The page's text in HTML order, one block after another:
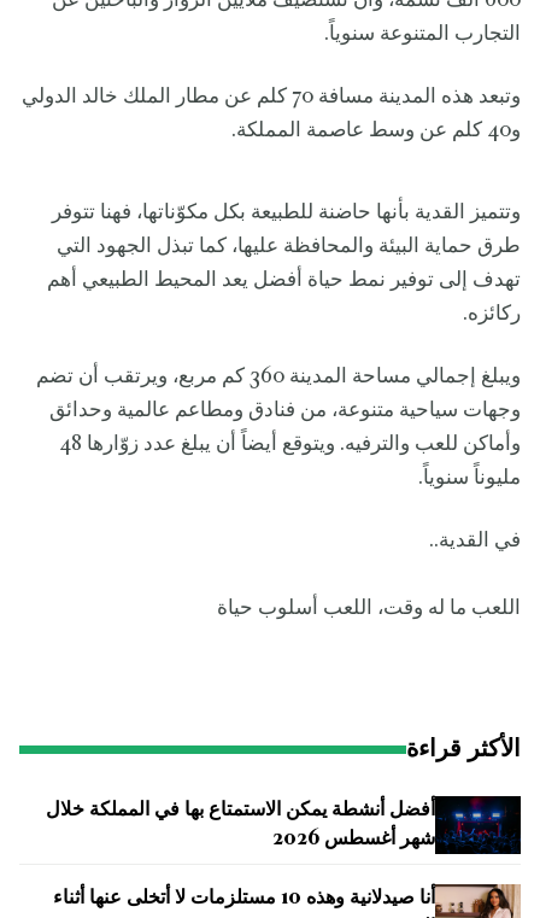
التجارب المتنوعة سنوياً.
وتبعد هذه المدينة مسافة 70 كلم عن مطار الملك خالد الدولي
و40 كلم عن وسط عاصمة المملكة.
وتتميز القدية بأنها حاضنة للطبيعة بكل مكوّناتها، فهنا تتوفر
طرق حماية البيئة والمحافظة عليها، كما تبذل الجهود التي
تهدف إلى توفير نمط حياة أفضل يعد المحيط الطبيعي أهم
ركائزه.
ويبلغ إجمالي مساحة المدينة 360 كم مربع، ويرتقب أن تضم
وجهات سياحية متنوعة، من فنادق ومطاعم عالمية وحدائق
وأماكن للعب والترفيه. ويتوقع أيضاً أن يبلغ عدد زوّارها 48
مليوناً سنوياً.
في القدية..
اللعب ما له وقت، اللعب أسلوب حياة
الأكثر قراءة
أفضل أنشطة يمكن الاستمتاع بها في المملكة خلال
شهر أغسطس 2026
أنا صيدلانية وهذه 10 مستلزمات لا أتخلى عنها أثناء